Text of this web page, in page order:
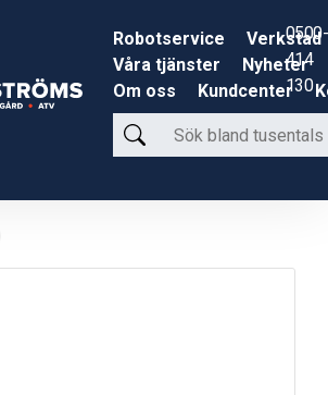
Robotservice
Verkstad
Våra tjänster
Nyheter
Om oss
Kundcenter
Sök
bland
produkter
0500-
414
130